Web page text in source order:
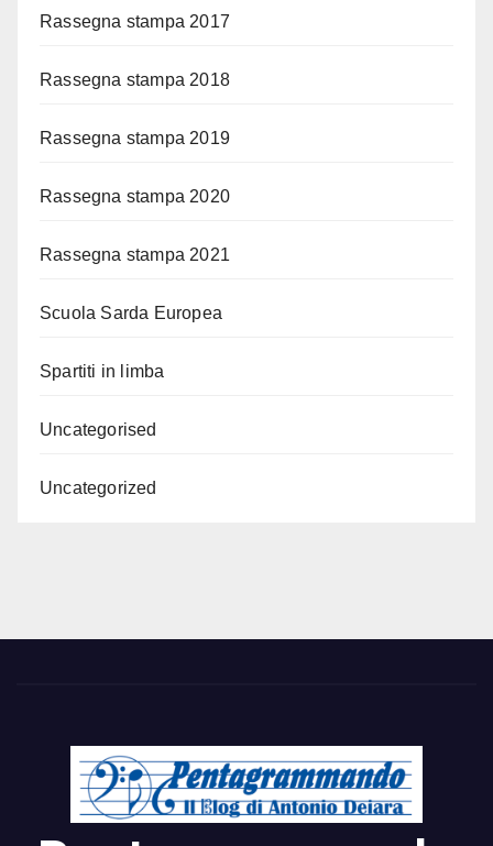
Rassegna stampa 2017
Rassegna stampa 2018
Rassegna stampa 2019
Rassegna stampa 2020
Rassegna stampa 2021
Scuola Sarda Europea
Spartiti in limba
Uncategorised
Uncategorized